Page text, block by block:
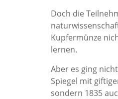
Doch die
Kupfermünze
lernen.
Aber es ging
Spiegel mit
sondern 1835